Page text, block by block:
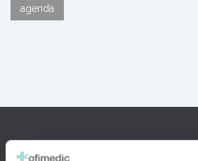
agenda
Ofimedic Software Médico